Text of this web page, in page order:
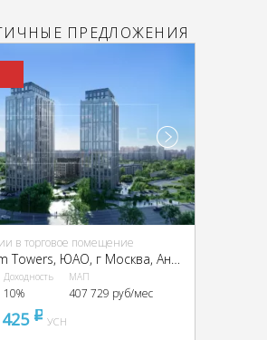
ПРЕДЛОЖЕНИЯ
в торговое помещение
ЖК Dream Towers, ЮАО, г Москва, Андропова пр-т, вл. 9/1
Доходность
10%
МАП
407 729 руб/мес
pуб
УСН